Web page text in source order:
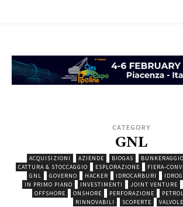
CATEGORY
GNL
ACQUISIZIONI AZIENDE BIOGAS BUNKERAGGIO
CATTURA & STOCCAGGIO
ESPLORAZIONE FIERA-
GNL
GOVERNO HACKER IDROCARBURI
IN PRIMO PIANO
INVESTIMENTI JOINT VENTURE
OFFSHORE
ONSHORE PERFORAZIONE
RINNOVABILI
SCOPERTE VALVOLE